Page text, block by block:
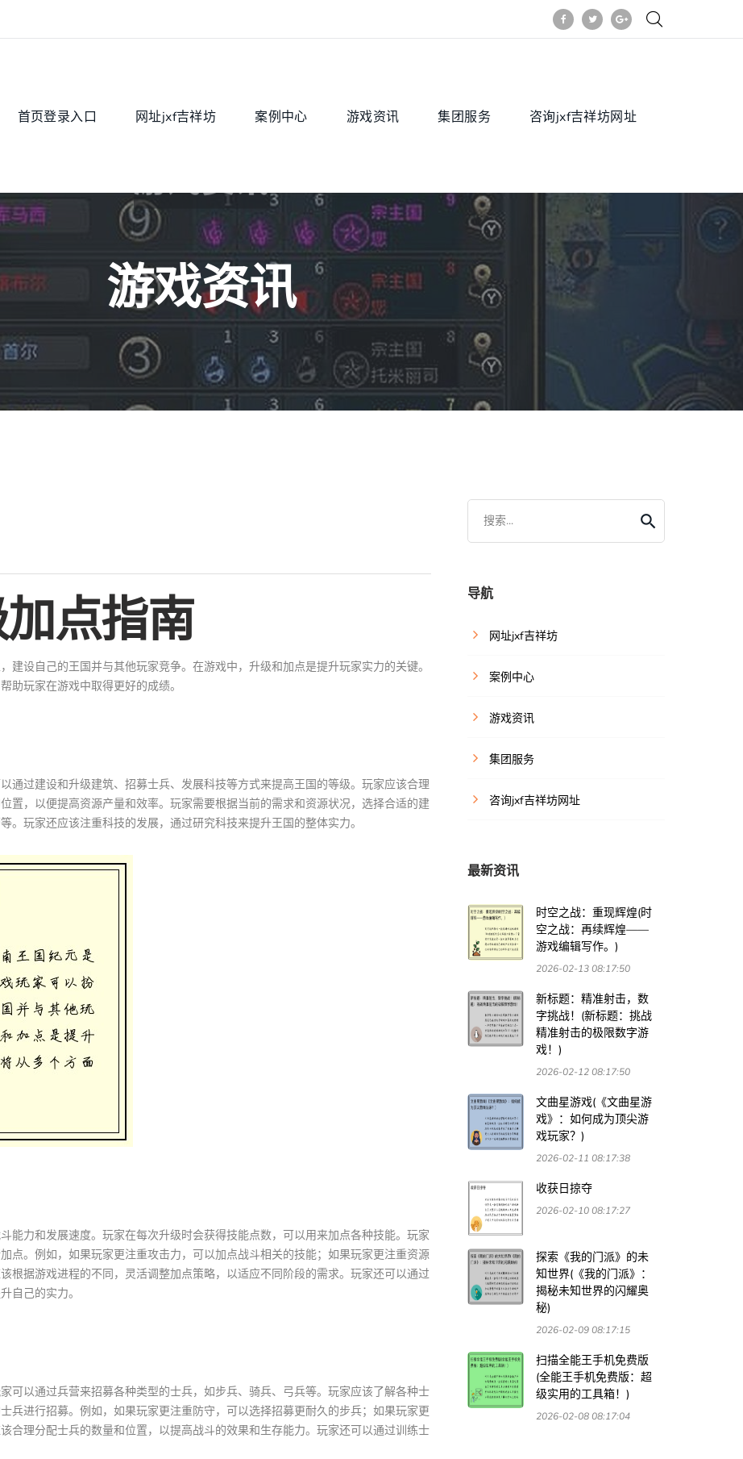
首页登录入口 网址jxf吉祥坊 案例中心 游戏资讯 集团服务 咨询jxf吉祥坊网址
游戏资讯
点指南
设自己的王国并与其他玩家竞争。在游戏中，升级和加点是提升玩家实力的关键。
助玩家在游戏中取得更好的成绩。
通过建设和升级建筑、招募士兵、发展科技等方式来提高王国的等级。玩家应该合理
置，以便提高资源产量和效率。玩家需要根据当前的需求和资源状况，选择合适的建
玩家还应该注重科技的发展，通过研究科技来提升王国的整体实力。
能力和发展速度。玩家在每次升级时会获得技能点数，可以用来加点各种技能。玩家
点。例如，如果玩家更注重攻击力，可以加点战斗相关的技能；如果玩家更注重资源
根据游戏进程的不同，灵活调整加点策略，以适应不同阶段的需求。玩家还可以通过
自己的实力。
可以通过兵营来招募各种类型的士兵，如步兵、骑兵、弓兵等。玩家应该了解各种士
兵进行招募。例如，如果玩家更注重防守，可以选择招募更耐久的步兵；如果玩家更
合理分配士兵的数量和位置，以提高战斗的效果和生存能力。玩家还可以通过训练士
搜索...
导航
网址jxf吉祥坊
案例中心
游戏资讯
集团服务
咨询jxf吉祥坊网址
最新资讯
时空之战：重现辉煌(时
空之战：再续辉煌——
游戏编辑写作。)
2026-02-13 08:17:50
新标题：精准射击，数
字挑战！(新标题：挑战
精准射击的极限数字游
戏！)
2026-02-12 08:17:50
文曲星游戏(《文曲星游
戏》：如何成为顶尖游
戏玩家？)
2026-02-11 08:17:38
收获日掠夺
2026-02-10 08:17:27
探索《我的门派》的未
知世界(《我的门派》：
揭秘未知世界的闪耀奥
秘)
2026-02-09 08:17:15
扫描全能王手机免费版
(全能王手机免费版：超
级实用的工具箱！)
2026-02-08 08:17:04